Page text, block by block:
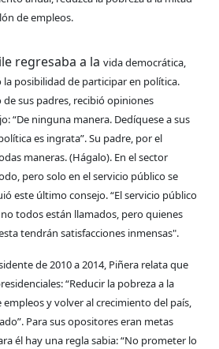
de empleos.
regresaba a lavida democrática,
la posibilidad de participaren política.
de sus padres, recibió opiniones
“De ninguna manera. Dedíquese a sus
es ingrata”. Su padre, por el
maneras. (Hágalo). En el sector
pero solo en el servicio público se
este último consejo. “Elservicio público
no todos están llamados, pero quienes
tendrán satisfacciones inmensas".
de 2010a 2014, Piñera relata que
“Reducir la pobrezaa la
empleos yvolver al crecimiento del país,
Para sus opositores eran metas
él hay una regla sabia: “No prometer lo